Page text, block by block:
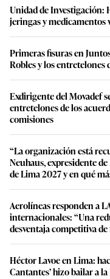
Unidad de Investigación:
jeringas y medicamentos
Primeras fisuras en
Robles y los entretelones
Exdirigente del Movadef
entretelones de los
comisiones
“La organización está
Neuhaus, expresidente
de Lima 2027 y en qué
Aerolíneas responden a
internacionales: “Una
desventaja competitiva
Héctor Lavoe en Lima:
Cantantes’ hizo bailar a